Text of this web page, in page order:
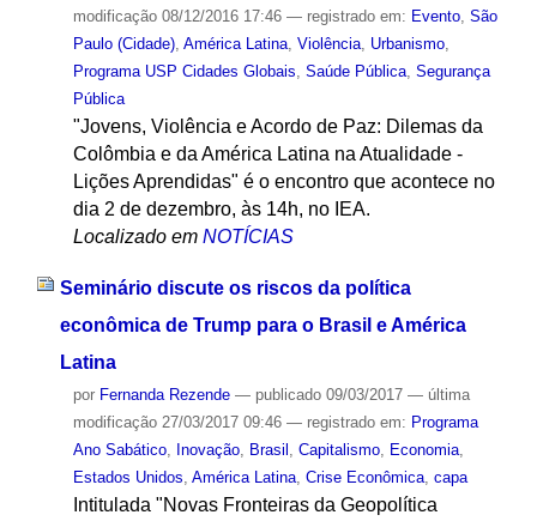
modificação08/12/2016 17:46 — registrado em: Evento, São
Paulo (Cidade), América Latina, Violência, Urbanismo,
Programa USP Cidades Globais, Saúde Pública, Segurança
Pública
"Jovens, Violência e Acordo de Paz: Dilemas da
Colômbia e da América Latina na Atualidade -
Lições Aprendidas" é o encontro que acontece no
dia 2 de dezembro, às 14h, no IEA.
Localizado em NOTÍCIAS
Seminário discute os riscos da política
econômica de Trump para o Brasil e América
Latina
por Fernanda Rezende — publicado09/03/2017 — última
modificação27/03/2017 09:46 — registrado em: Programa
Ano Sabático, Inovação, Brasil , Capitalismo, Economia,
Estados Unidos, América Latina, Crise Econômica, capa
Intitulada "Novas Fronteiras da Geopolítica